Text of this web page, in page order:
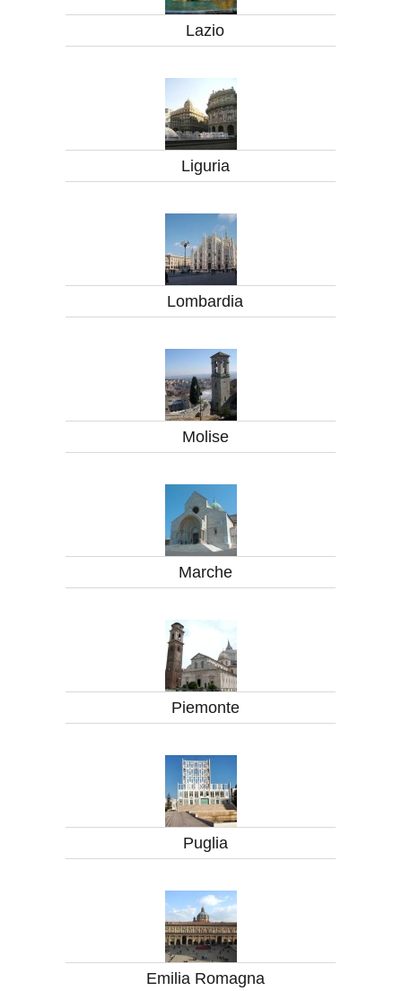
Lazio
Liguria
Lombardia
Molise
Marche
Piemonte
Puglia
Emilia Romagna